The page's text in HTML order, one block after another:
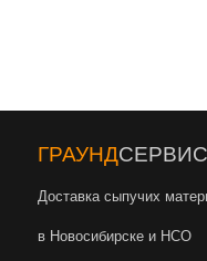
ГРАУНДСЕРВИС
Доставка сыпучих
в Новосибирске и НСО